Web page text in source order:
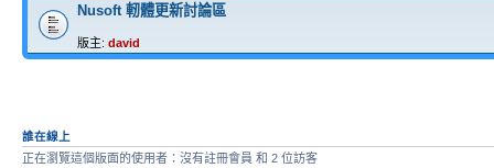
Nusoft 軔體更新討論區
版主: david
誰在線上
正在瀏覽這個版面的使用者：沒有註冊會員 和 2 位訪客